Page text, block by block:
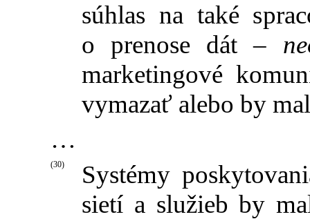
súhlas na také
o prenose dát –
marketingové
vymazať alebo by
…
(30)
Systémy
sietí a služieb by